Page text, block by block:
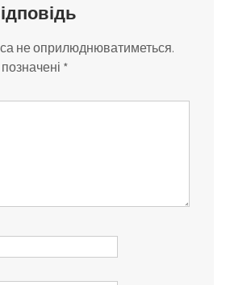
не оприлюднюватиметься.
*